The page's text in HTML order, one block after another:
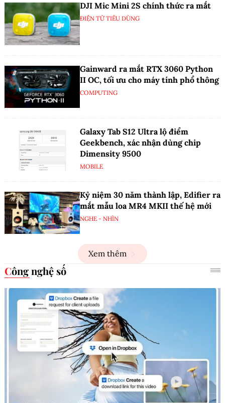
DJI Mic Mini 2S chính thức ra mắt
ĐIỆN TỬ TIÊU DÙNG
Gainward ra mắt RTX 3060 Python
II OC, tối ưu cho máy tính phổ thông
COMPUTING
Galaxy Tab S12 Ultra lộ điểm
Geekbench, xác nhận dùng chip
Dimensity 9500
MOBILE
Kỷ niệm 30 năm thành lập, Edifier ra
mắt mẫu loa MR4 MKII thế hệ mới
NGHE - NHÌN
Xem thêm
Công nghệ số